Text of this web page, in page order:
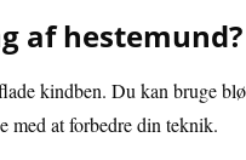
af hestemund?
kindben. Du kan bruge
med at forbedre din teknik.